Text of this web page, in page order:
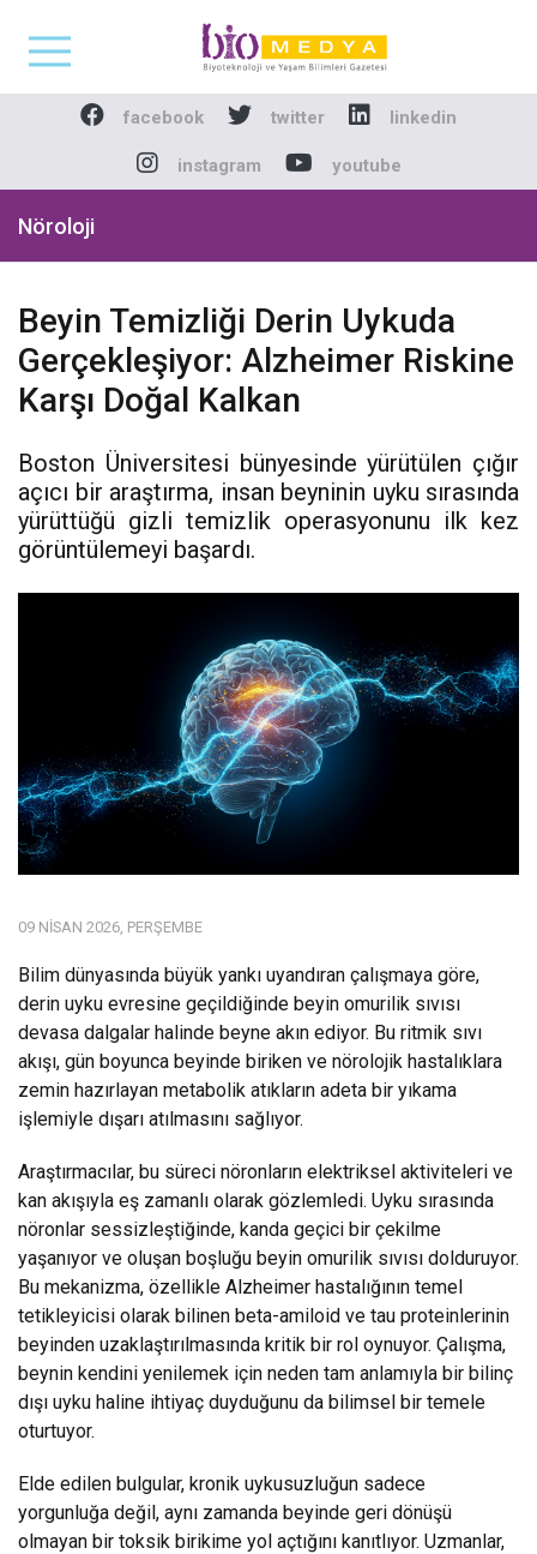
Biomedya -
facebook twitter linkedin
instagram youtube
Nöroloji
Beyin Temizliği Derin Uykuda
Gerçekleşiyor: Alzheimer Riskine
Karşı Doğal Kalkan
Boston Üniversitesi bünyesinde yürütülen çığır
açıcı bir araştırma, insan beyninin uyku sırasında
yürüttüğü gizli temizlik operasyonunu ilk kez
görüntülemeyi başardı.
09 NISAN 2026, PERŞEMBE
Bilim dünyasında büyük yankı uyandıran çalışmaya göre,
derin uyku evresine geçildiğinde beyin omurilik sıvısı
devasa dalgalar halinde beyne akın ediyor. Bu ritmik sıvı
akışı, gün boyunca beyinde biriken ve nörolojik hastalıklara
zemin hazırlayan metabolik atıkların adeta bir yıkama
işlemiyle dışarı atılmasını sağlıyor.
Araştırmacılar, bu süreci nöronların elektriksel aktiviteleri ve
kan akışıyla eş zamanlı olarak gözlemledi. Uyku sırasında
nöronlar sessizleştiğinde, kanda geçici bir çekilme
yaşanıyor ve oluşan boşluğu beyin omurilik sıvısı dolduruyor.
Bu mekanizma, özellikle Alzheimer hastalığının temel
tetikleyicisi olarak bilinen beta-amiloid ve tau proteinlerinin
beyinden uzaklaştırılmasında kritik bir rol oynuyor. Çalışma,
beynin kendini yenilemek için neden tam anlamıyla bir bilinç
dışı uyku haline ihtiyaç duyduğunu da bilimsel bir temele
oturtuyor.
Elde edilen bulgular, kronik uykusuzluğun sadece
yorgunluğa değil, aynı zamanda beyinde geri dönüşü
olmayan bir toksik birikime yol açtığını kanıtlıyor. Uzmanlar,